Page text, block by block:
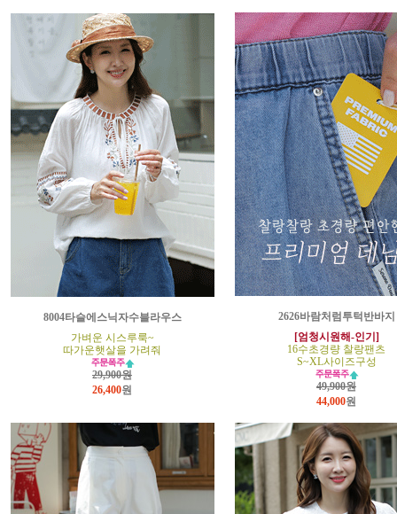
8004타슬에스닉자수블라우스
가벼운 시스루룩~
따가운햇살을 가려줘
29,900원
26,400원
2626바람처럼투턱반바지
[엄청시원해-인기]
16수초경량 찰랑팬츠
S~XL사이즈구성
49,900원
44,000원